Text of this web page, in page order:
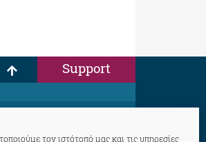
τον ιστότοπό μας και τις υπηρεσίες
Support